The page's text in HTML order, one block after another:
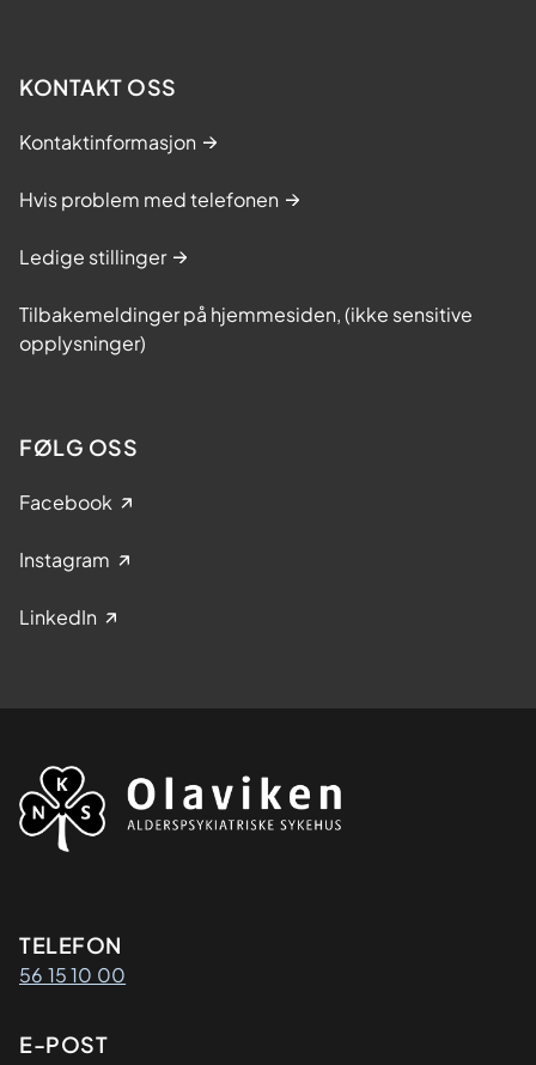
KONTAKT OSS
Kontaktinformasjon
Hvis problem med telefonen
Ledige stillinger
Tilbakemeldinger på hjemmesiden, (ikke sensitive
opplysninger)
FØLG OSS
Facebook
Instagram
LinkedIn
Kontaktinformasjon
TELEFON
56 15 10 00
E-POST